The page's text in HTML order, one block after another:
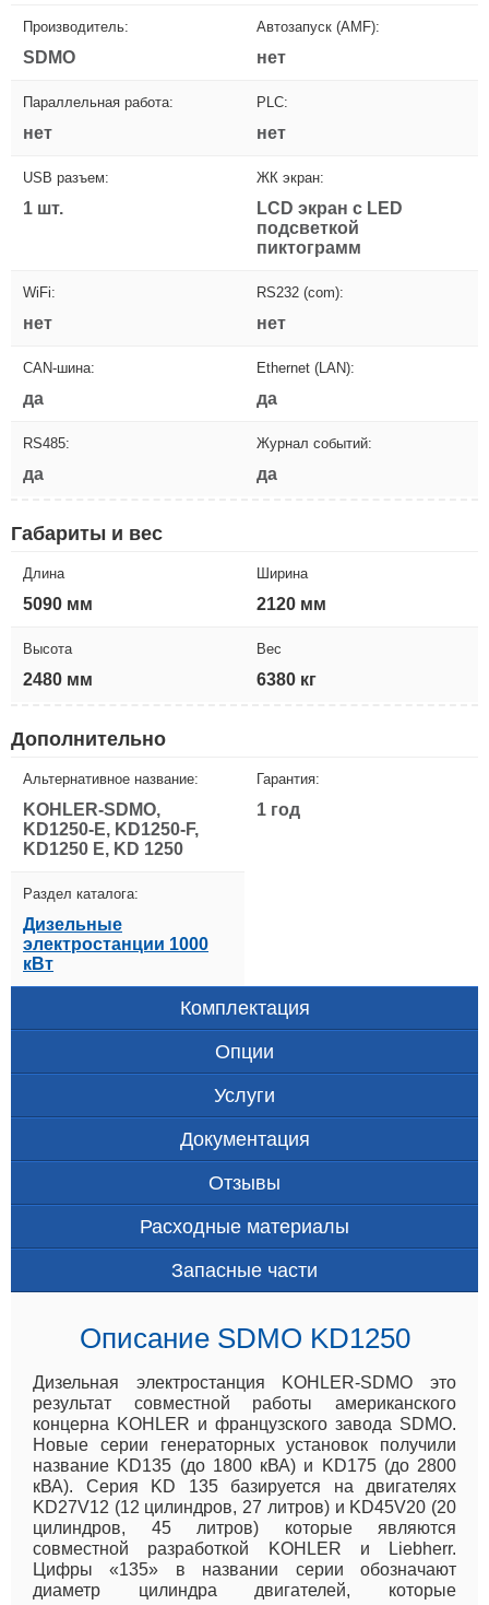
Производитель:
SDMO
Автозапуск (AMF):
нет
Параллельная работа:
нет
PLC:
нет
USB разъем:
1 шт.
ЖК экран:
LCD экран с LED
подсветкой
пиктограмм
WiFi:
нет
RS232 (com):
нет
CAN-шина:
да
Ethernet (LAN):
да
RS485:
да
Журнал событий:
да
Габариты и вес
Длина
5090 мм
Ширина
2120 мм
Высота
2480 мм
Вес
6380 кг
Дополнительно
Альтернативное название:
KOHLER-SDMO,
KD1250-E, KD1250-F,
KD1250 E, KD 1250
Гарантия:
1 год
Раздел каталога:
Дизельные
электростанции 1000
кВт
Комплектация
Опции
Услуги
Документация
Отзывы
Расходные материалы
Запасные части
Описание SDMO KD1250
Дизельная электростанция KOHLER-SDMO это
результат совместной работы американского
концерна KOHLER и французского завода SDMO.
Новые серии генераторных установок получили
название KD135 (до 1800 кВА) и KD175 (до 2800
кВА). Серия KD 135 базируется на двигателях
KD27V12 (12 цилиндров, 27 литров) и KD45V20 (20
цилиндров, 45 литров) которые являются
совместной разработкой KOHLER и Liebherr.
Цифры «135» в названии серии обозначают
диаметр цилиндра двигателей, которые